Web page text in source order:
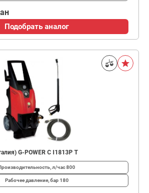
Подобрать аналог
G-POWER C I1813P T
л/час800
Рабочее давление, бар180